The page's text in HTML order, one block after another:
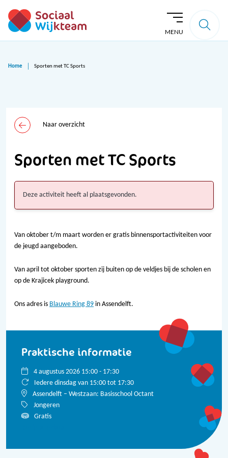
MENU
Home Sporten met TC Sports
Naar overzicht
Sporten met TC Sports
Deze activiteit heeft al plaatsgevonden.
Van oktober t/m maart worden er gratis binnensportactiviteiten voor
de jeugd aangeboden.
Van april tot oktober sporten zij buiten op de veldjes bij de scholen en
op de Krajicek playground.
Ons adres is Blauwe Ring 89 in Assendelft.
Praktische informatie
4 augustus 2026 15:00 - 17:30
Iedere dinsdag van 15:00 tot 17:30
Assendelft – Westzaan: Basisschool Octant
Jongeren
Gratis